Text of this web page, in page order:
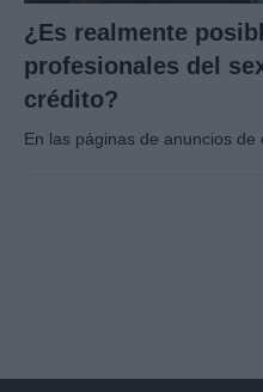
¿Es realmente
profesionales del
crédito?
En las páginas de anuncios de